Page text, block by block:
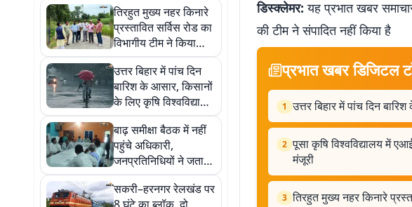
तिरहुत मुख्य नहर किनारे
प्रस्तावित सर्विस रोड का
विभागीय टीम ने किया
निरीक्षण
उत्तर बिहार में पांच दिन
बारिश के आसार, किसानों
के लिए कृषि विश्वविद्यालय
की एडवाइजरी जारी
बाढ़ समीक्षा बैठक में नहीं
पहुंचे अधिकारी,
जनप्रतिनिधियों ने जताई
नाराजगी
सकरी–हरनगर रेलखंड पर
डिस्क्लेमर: यह प्रभात खबर
की टीम ने संपादित नहीं किया है
प्रभात खबर डिजिटल
1 उत्तर बिहार में पांच दिन
2 पूसा कृषि विश्वविद्यालय में
मंजूरी
3 तिरहुत मुख्य नहर किनारे